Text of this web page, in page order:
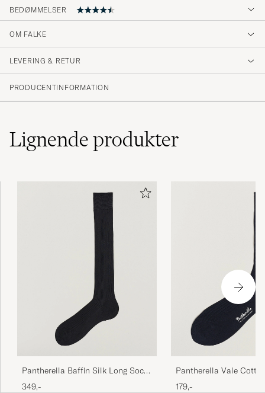
BEDØMMELSER
4.8
(8)
(0)
Strømpene jeg bestilte ble raskt levert i min
postkasse.Grei handel.
KØBTE PÅ CAREOFCARL.NO
Falke - the one and only in socks!
Bekväma men inte slitstarka.
OM FALKE
LEVERING & RETUR
PRODUCENTINFORMATION
Lignendeprodukter
Pantherella Baffin Silk Long Sock
Black
349,-
Pantherella Vale
Navy
179,-